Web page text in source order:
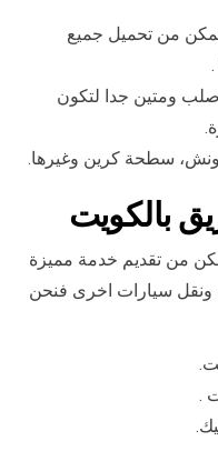
من تحميل جميع
ومتين جدا لتكون
بالكويت
من تقديم خدمة مميزة
ونقل سيارات اخرى فنحن
.